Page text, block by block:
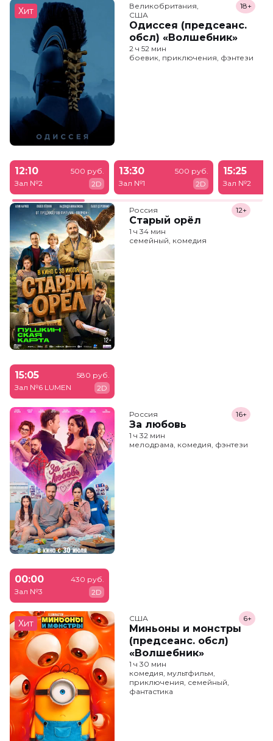
Хит
Великобритания,
США
Одиссея (предсеанс.
обсл) «Волшебник»
18+
2 ч 52 мин
боевик, приключения, фэнтези
12:10
Зал №2
500 руб.
2D
13:30
Зал №1
500 руб.
2D
15:25
Зал №2
Россия
Старый орёл
12+
1 ч 34 мин
семейный, комедия
15:05
Зал №6 LUMEN
580 руб.
2D
Россия
За любовь
16+
1 ч 32 мин
мелодрама, комедия, фэнтези
00:00
Зал №3
430 руб.
2D
Хит США
Миньоны и монстры
(предсеанс. обсл)
«Волшебник»
6+
1 ч 30 мин
комедия, мультфильм,
приключения, семейный,
фантастика